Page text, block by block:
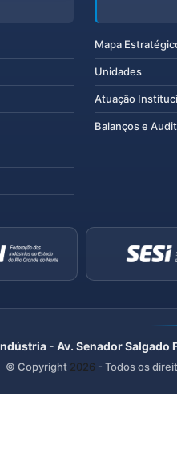
Mapa
Unidades
Atuação
Balanços e
- Av. Senador
© Copyright 2026 - Todos os